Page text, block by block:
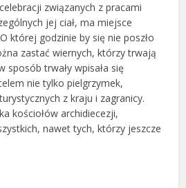
związanych z pracami
jej ciał, ma miejsce
której godzinie by się nie poszło
zastać wiernych, którzy trwają
sposób trwały wpisała się
nie tylko pielgrzymek,
z kraju i zagranicy.
kościołów archidiecezji,
nawet tych, którzy jeszcze